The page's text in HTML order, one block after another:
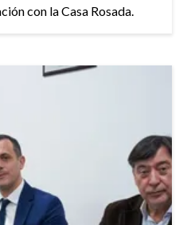
con la Casa Rosada.